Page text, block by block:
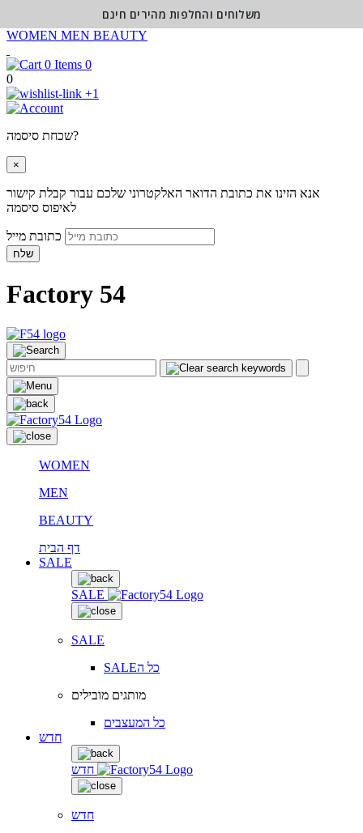
WOMEN MEN BEAUTY
0
0
+1
שכחת סיסמה?
×
אנא הזינו את כתובת הדואר האלקטרוני שלכם עבור קבלת קישור
לאיפוס סיסמה
שלח
Factory 54
WOMEN
MEN
BEAUTY
דף הבית
SALE
SALE
SALE
SALEכל ה
מותגים מובילים
כל המעצבים
חדש
חדש
חדש
משלוחים והחלפות מהירים חינם